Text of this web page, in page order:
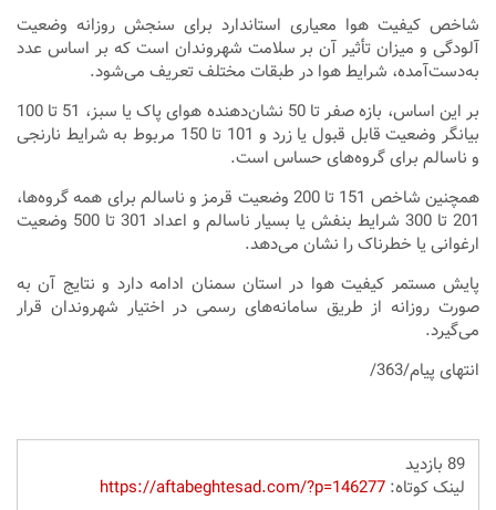
شاخص کیفیت هوا معیاری استاندارد برای سنجش روزانه وضعیت
آلودگی و میزان تأثیر آن بر سلامت شهروندان است که بر اساس عدد
به‌دست‌آمده، شرایط هوا در طبقات مختلف تعریف می‌شود.
بر این اساس، بازه صفر تا 50 نشان‌دهنده هوای پاک یا سبز، 51 تا 100
بیانگر وضعیت قابل قبول یا زرد و 101 تا 150 مربوط به شرایط نارنجی
و ناسالم برای گروه‌های حساس است.
همچنین شاخص 151 تا 200 وضعیت قرمز و ناسالم برای همه گروه‌ها،
201 تا 300 شرایط بنفش یا بسیار ناسالم و اعداد 301 تا 500 وضعیت
ارغوانی یا خطرناک را نشان می‌دهد.
پایش مستمر کیفیت هوا در استان سمنان ادامه دارد و نتایج آن به
صورت روزانه از طریق سامانه‌های رسمی در اختیار شهروندان قرار
می‌گیرد.
انتهای پیام/363/
89 بازدید
لینک کوتاه:https://aftabeghtesad.com/?p=146277